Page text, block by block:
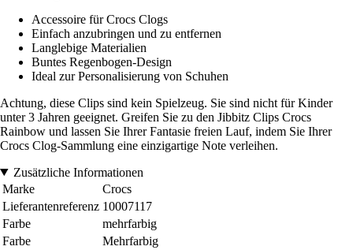
Accessoire für Crocs Clogs
Einfach anzubringen und zu entfernen
Langlebige Materialien
Buntes Regenbogen-Design
Ideal zur Personalisierung von Schuhen
Achtung, diese Clips sind kein Spielzeug. Sie sind nicht für Kinder
unter 3 Jahren geeignet. Greifen Sie zu den Jibbitz Clips Crocs
Rainbow und lassen Sie Ihrer Fantasie freien Lauf, indem Sie Ihrer
Crocs Clog-Sammlung eine einzigartige Note verleihen.
Zusätzliche Informationen
Marke
Crocs
Lieferantenreferenz 10007117
Farbe
mehrfarbig
Farbe
Mehrfarbig